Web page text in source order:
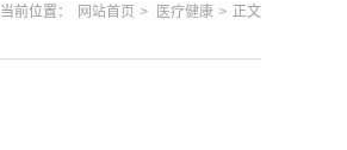
当前位置： 网站首页 > 医疗健康 > 正文